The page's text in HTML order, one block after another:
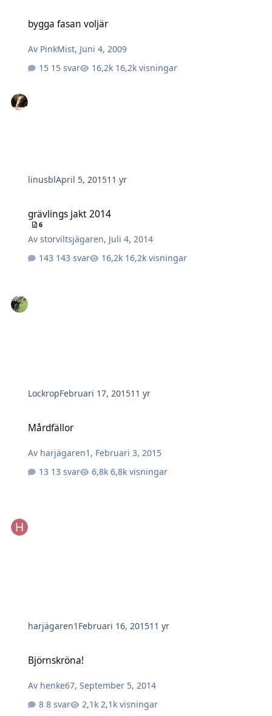
bygga fasan voljär
Av PinkMist, Juni 4, 2009
15 svar
16,2k visningar
linusblApril 5, 201511 yr
grävlings jakt 2014
6
Avstorviltsjägaren, Juli 4, 2014
143 svar
16,2k visningar
LockropFebruari 17, 201511 yr
Mårdfällor
Av harjägaren1 , Februari 3, 2015
13 svar
6,8k visningar
harjägaren1 Februari 16, 201511 yr
Björnskröna!
Av henke67,September 5, 2014
8 svar
2,1k visningar